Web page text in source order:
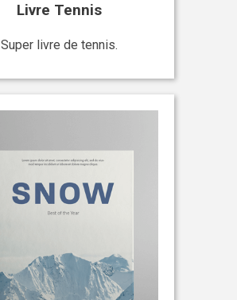
Livre Tennis
Super livre de tennis.